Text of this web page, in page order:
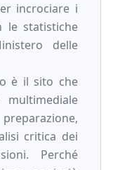
incrociare i
le statistiche
delle
è il sito che
critica dei
Perché